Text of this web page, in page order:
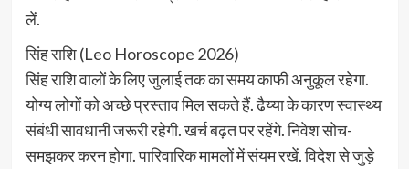
लें.
सिंह राशि (Leo Horoscope 2026)
सिंह राशि वालों के लिए जुलाई तक का समय काफी अनुकूल रहेगा.
योग्य लोगों को अच्छे प्रस्ताव मिल सकते हैं. ढैय्या के कारण स्वास्थ्य
संबंधी सावधानी जरूरी रहेगी. खर्च बढ़त पर रहेंगे. निवेश सोच-
समझकर करन होगा. पारिवारिक मामलों में संयम रखें. विदेश से जुड़े